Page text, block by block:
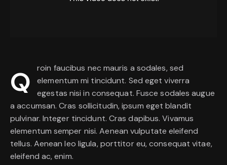
Q
roin faucibus nec mauris a sodales, sed
elementum mi tincidunt. Sed eget viverra
egestas nisi in consequat. Fusce sodales augue
a accumsan. Cras sollicitudin, ipsum eget blandit
pulvinar. Integer tincidunt. Cras dapibus. Vivamus
elementum semper nisi. Aenean vulputate eleifend
tellus. Aenean leo ligula, porttitor eu, consequat vitae,
eleifend ac, enim.